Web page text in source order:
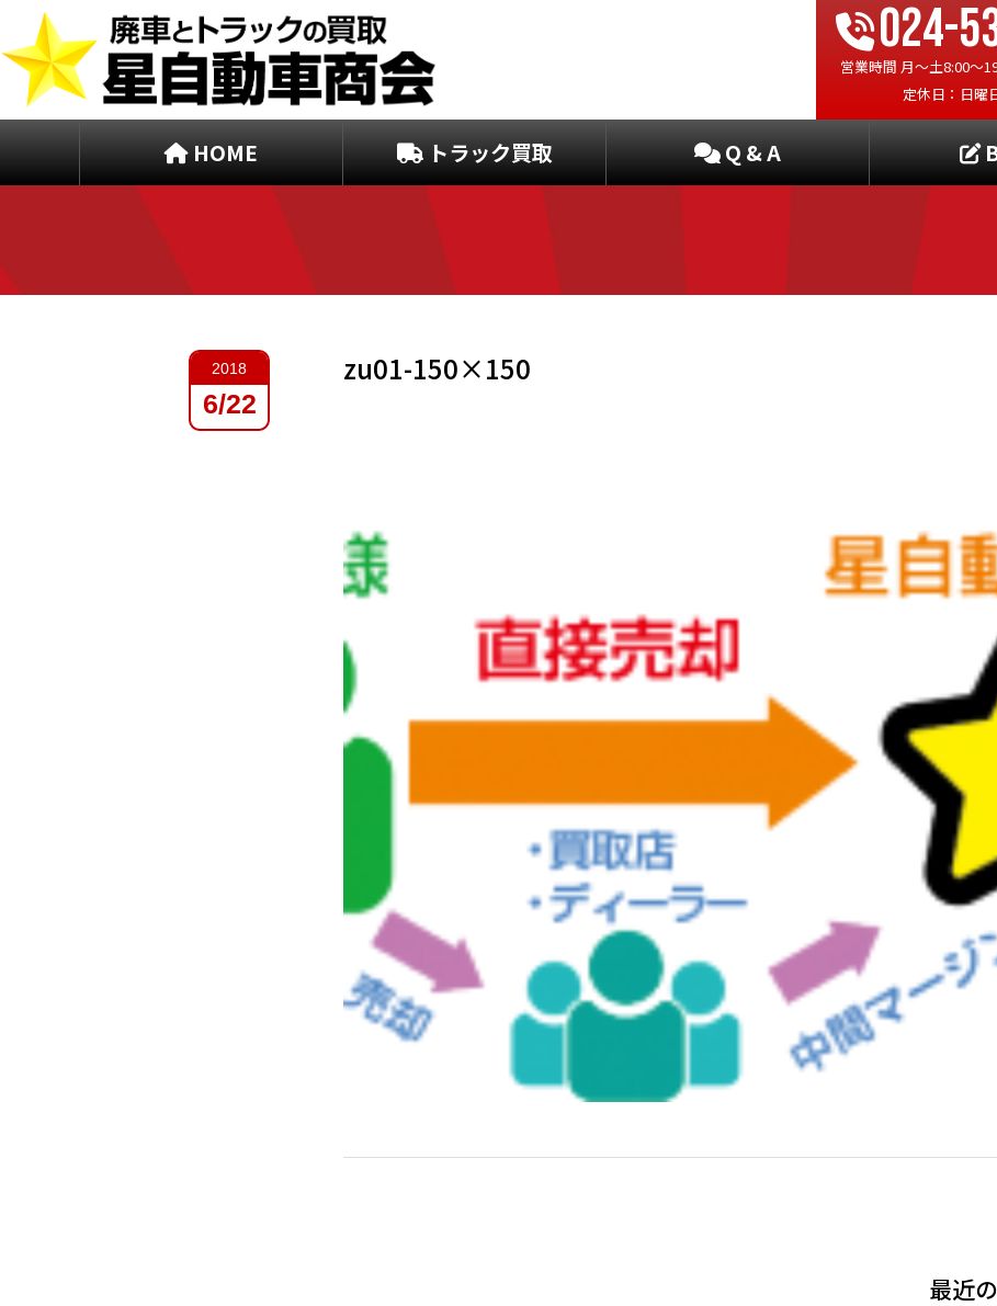
024-
営業時間 月〜土8:00〜
定休日：日曜
HOME トラック買取 Q & A
2018
6/22
zu01-150×150
最近